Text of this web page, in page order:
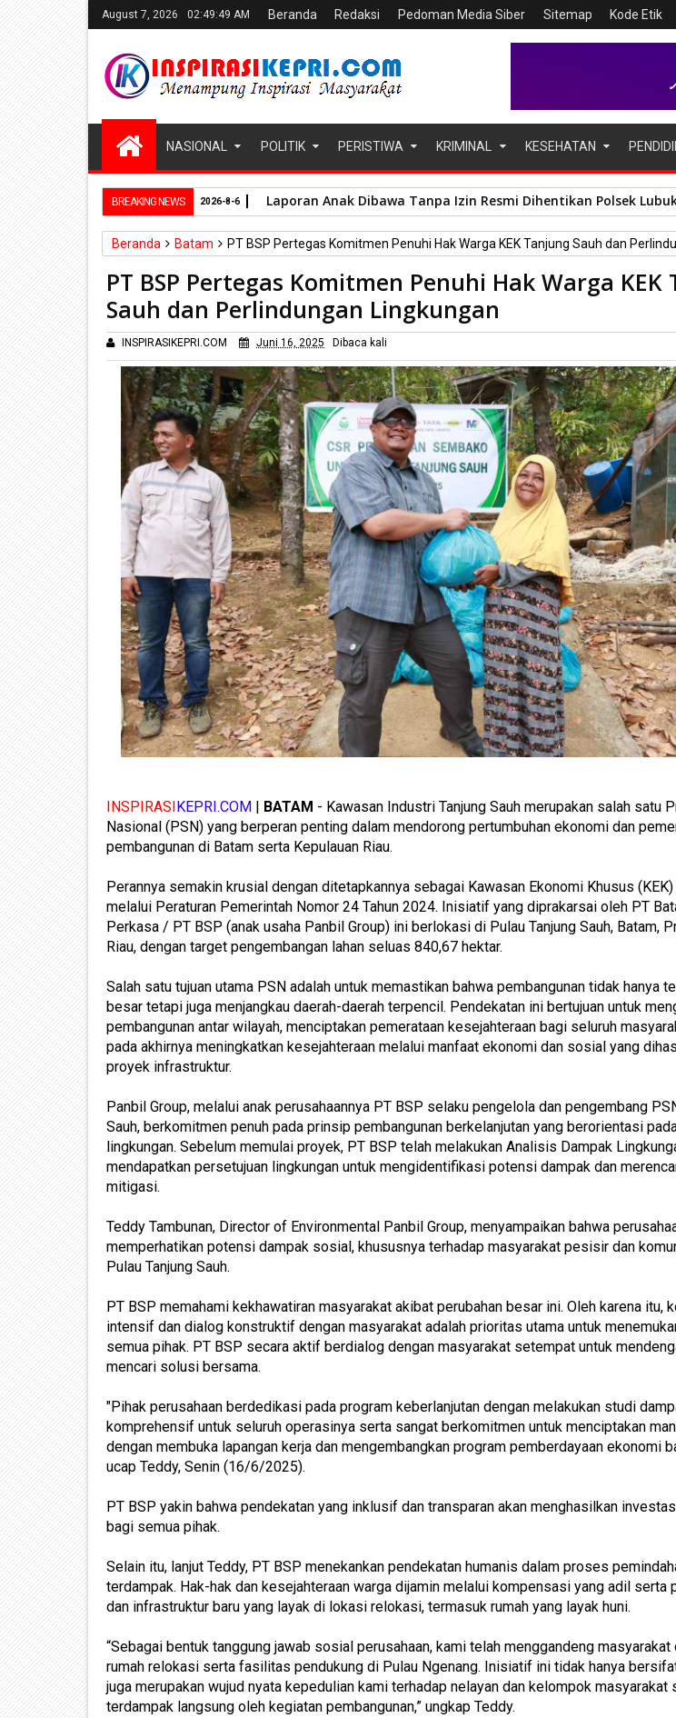
August 7, 2026 02:49:50 AM Beranda Redaksi Pedoman Media Siber Sitemap Kode Etik
NASIONAL POLITIK PERISTIWA KRIMINAL KESEHATAN
BREAKING NEWS Laporan Anak Dibawa Tanpa Izin Resmi Dihentikan Polsek
2026-8-6
Beranda Batam PT BSP Pertegas Komitmen Penuhi Hak Warga KEK Tanjung Sauh dan
PT BSP Pertegas Komitmen Penuhi Hak Warga KEK
Sauh dan Perlindungan Lingkungan
INSPIRASIKEPRI.COM Juni 16, 2025 Dibaca kali
INSPIRASIKEPRI.COM | BATAM - Kawasan Industri Tanjung Sauh merupakan salah satu
Nasional (PSN) yang berperan penting dalam mendorong pertumbuhan ekonomi dan
pembangunan di Batam serta Kepulauan Riau.
Perannya semakin krusial dengan ditetapkannya sebagai Kawasan Ekonomi Khusus (KEK)
melalui Peraturan Pemerintah Nomor 24 Tahun 2024. Inisiatif yang diprakarsai oleh PT
Perkasa / PT BSP (anak usaha Panbil Group) ini berlokasi di Pulau Tanjung Sauh, Batam,
Riau, dengan target pengembangan lahan seluas 840,67 hektar.
Salah satu tujuan utama PSN adalah untuk memastikan bahwa pembangunan tidak hanya
besar tetapi juga menjangkau daerah-daerah terpencil. Pendekatan ini bertujuan untuk
pembangunan antar wilayah, menciptakan pemerataan kesejahteraan bagi seluruh
pada akhirnya meningkatkan kesejahteraan melalui manfaat ekonomi dan sosial yang
proyek infrastruktur.
Panbil Group, melalui anak perusahaannya PT BSP selaku pengelola dan pengembang
Sauh, berkomitmen penuh pada prinsip pembangunan berkelanjutan yang berorientasi
lingkungan. Sebelum memulai proyek, PT BSP telah melakukan Analisis Dampak
mendapatkan persetujuan lingkungan untuk mengidentifikasi potensi dampak dan
mitigasi.
Teddy Tambunan, Director of Environmental Panbil Group, menyampaikan bahwa
memperhatikan potensi dampak sosial, khususnya terhadap masyarakat pesisir dan
Pulau Tanjung Sauh.
PT BSP memahami kekhawatiran masyarakat akibat perubahan besar ini. Oleh karena itu,
intensif dan dialog konstruktif dengan masyarakat adalah prioritas utama untuk
semua pihak. PT BSP secara aktif berdialog dengan masyarakat setempat untuk
mencari solusi bersama.
"Pihak perusahaan berdedikasi pada program keberlanjutan dengan melakukan studi
komprehensif untuk seluruh operasinya serta sangat berkomitmen untuk menciptakan
dengan membuka lapangan kerja dan mengembangkan program pemberdayaan ekonomi
ucap Teddy, Senin (16/6/2025).
PT BSP yakin bahwa pendekatan yang inklusif dan transparan akan menghasilkan
bagi semua pihak.
Selain itu, lanjut Teddy, PT BSP menekankan pendekatan humanis dalam proses
terdampak. Hak-hak dan kesejahteraan warga dijamin melalui kompensasi yang adil serta
dan infrastruktur baru yang layak di lokasi relokasi, termasuk rumah yang layak huni.
“Sebagai bentuk tanggung jawab sosial perusahaan, kami telah menggandeng masyarakat
rumah relokasi serta fasilitas pendukung di Pulau Ngenang. Inisiatif ini tidak hanya
juga merupakan wujud nyata kepedulian kami terhadap nelayan dan kelompok masyarakat
terdampak langsung oleh kegiatan pembangunan,” ungkap Teddy.